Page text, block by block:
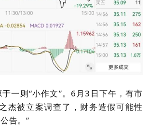
一则“小作文”。 6月3日下午，有市
杰被立案调查了，财务造假可能性
告。”